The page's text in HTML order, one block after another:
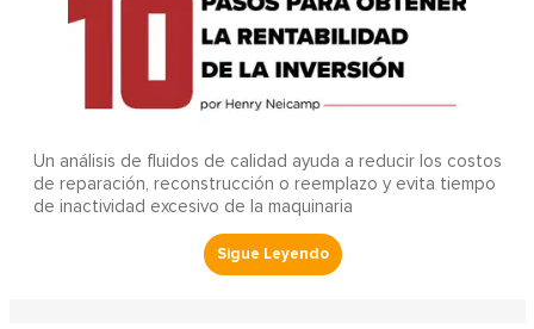
Un análisis de fluidos de calidad ayuda a reducir los costos
de reparación, reconstrucción o reemplazo y evita tiempo
de inactividad excesivo de la maquinaria